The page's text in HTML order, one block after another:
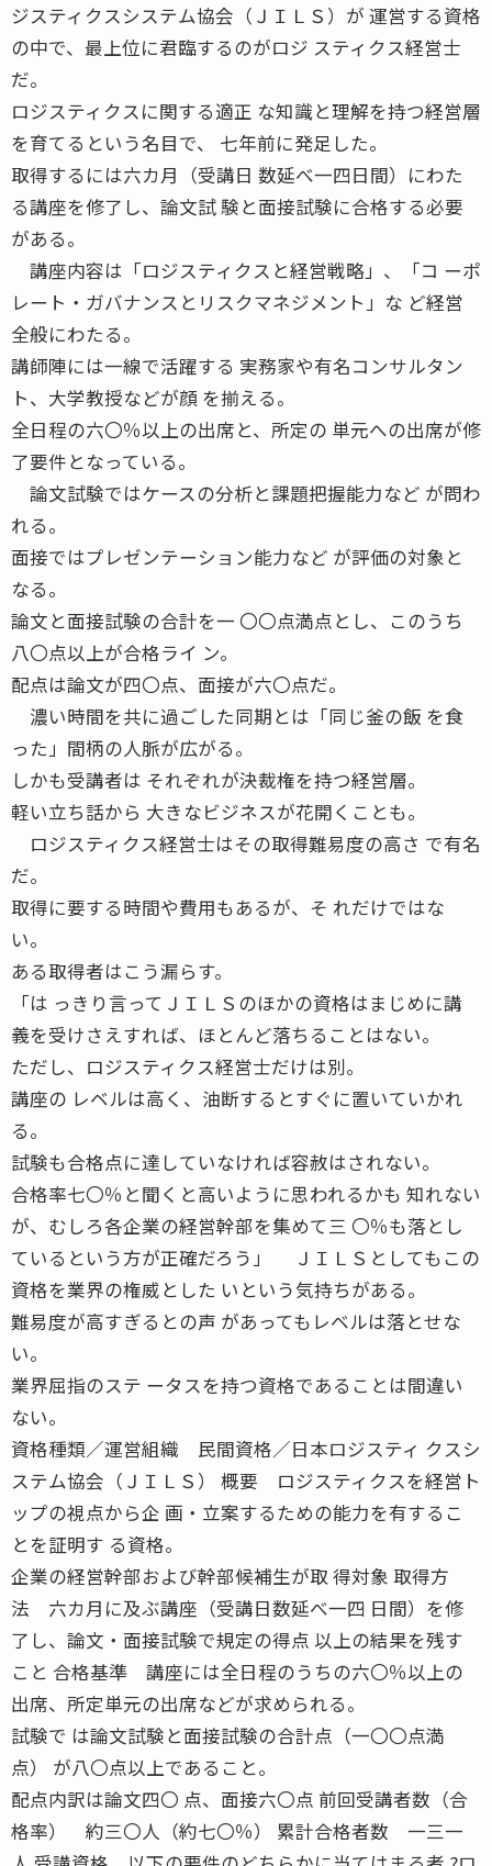
ジスティクスシステム協会（ＪＩＬＳ）が 運営する資格
の中で、最上位に君臨するのがロジ スティクス経営士
だ。
ロジスティクスに関する適正 な知識と理解を持つ経営層
を育てるという名目で、 七年前に発足した。
取得するには六カ月（受講日 数延べ一四日間）にわた
る講座を修了し、論文試 験と面接試験に合格する必要
がある。
講座内容は「ロジスティクスと経営戦略」、「コ ーポ
レート・ガバナンスとリスクマネジメント」な ど経営
全般にわたる。
講師陣には一線で活躍する 実務家や有名コンサルタン
ト、大学教授などが顔 を揃える。
全日程の六〇％以上の出席と、所定の 単元への出席が修
了要件となっている。
論文試験ではケースの分析と課題把握能力など が問わ
れる。
面接ではプレゼンテーション能力など が評価の対象と
なる。
論文と面接試験の合計を一 〇〇点満点とし、このうち
八〇点以上が合格ライ ン。
配点は論文が四〇点、面接が六〇点だ。
濃い時間を共に過ごした同期とは「同じ釜の飯 を食
った」間柄の人脈が広がる。
しかも受講者は それぞれが決裁権を持つ経営層。
軽い立ち話から 大きなビジネスが花開くことも。
ロジスティクス経営士はその取得難易度の高さ で有名
だ。
取得に要する時間や費用もあるが、そ れだけではな
い。
ある取得者はこう漏らす。
「は っきり言ってＪＩＬＳのほかの資格はまじめに講
義を受けさえすれば、ほとんど落ちることはない。
ただし、ロジスティクス経営士だけは別。
講座の レベルは高く、油断するとすぐに置いていかれ
る。
試験も合格点に達していなければ容赦はされない。
合格率七〇％と聞くと高いように思われるかも 知れない
が、むしろ各企業の経営幹部を集めて三 〇％も落とし
ているという方が正確だろう」 ＪＩＬＳとしてもこの
資格を業界の権威とした いという気持ちがある。
難易度が高すぎるとの声 があってもレベルは落とせな
い。
業界屈指のステ ータスを持つ資格であることは間違い
ない。
資格種類／運営組織 民間資格／日本ロジスティ クスシ
ステム協会（ＪＩＬＳ） 概要 ロジスティクスを経営ト
ップの視点から企 画・立案するための能力を有するこ
とを証明す る資格。
企業の経営幹部および幹部候補生が取 得対象 取得方
法 六カ月に及ぶ講座（受講日数延べ一四 日間）を修
了し、論文・面接試験で規定の得点 以上の結果を残す
こと 合格基準 講座には全日程のうちの六〇％以上の
出席、所定単元の出席などが求められる。
試験で は論文試験と面接試験の合計点（一〇〇点満
点） が八〇点以上であること。
配点内訳は論文四〇 点、面接六〇点 前回受講者数（合
格率） 約三〇人（約七〇％） 累計合格者数 一三一